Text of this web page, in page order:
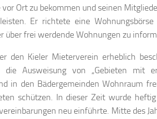
Ort zu bekommen und seinen
Er richtete eine
frei werdende Wohnungen zu
den Kieler Mieterverein erheblich
Ausweisung von „Gebieten mit
in den Bädergemeinden Wohnraum
schützen. In dieser Zeit wurde
neu einführte. Mitte des